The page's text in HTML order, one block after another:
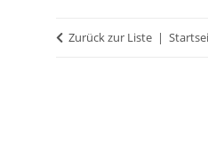
Zurück zur Liste